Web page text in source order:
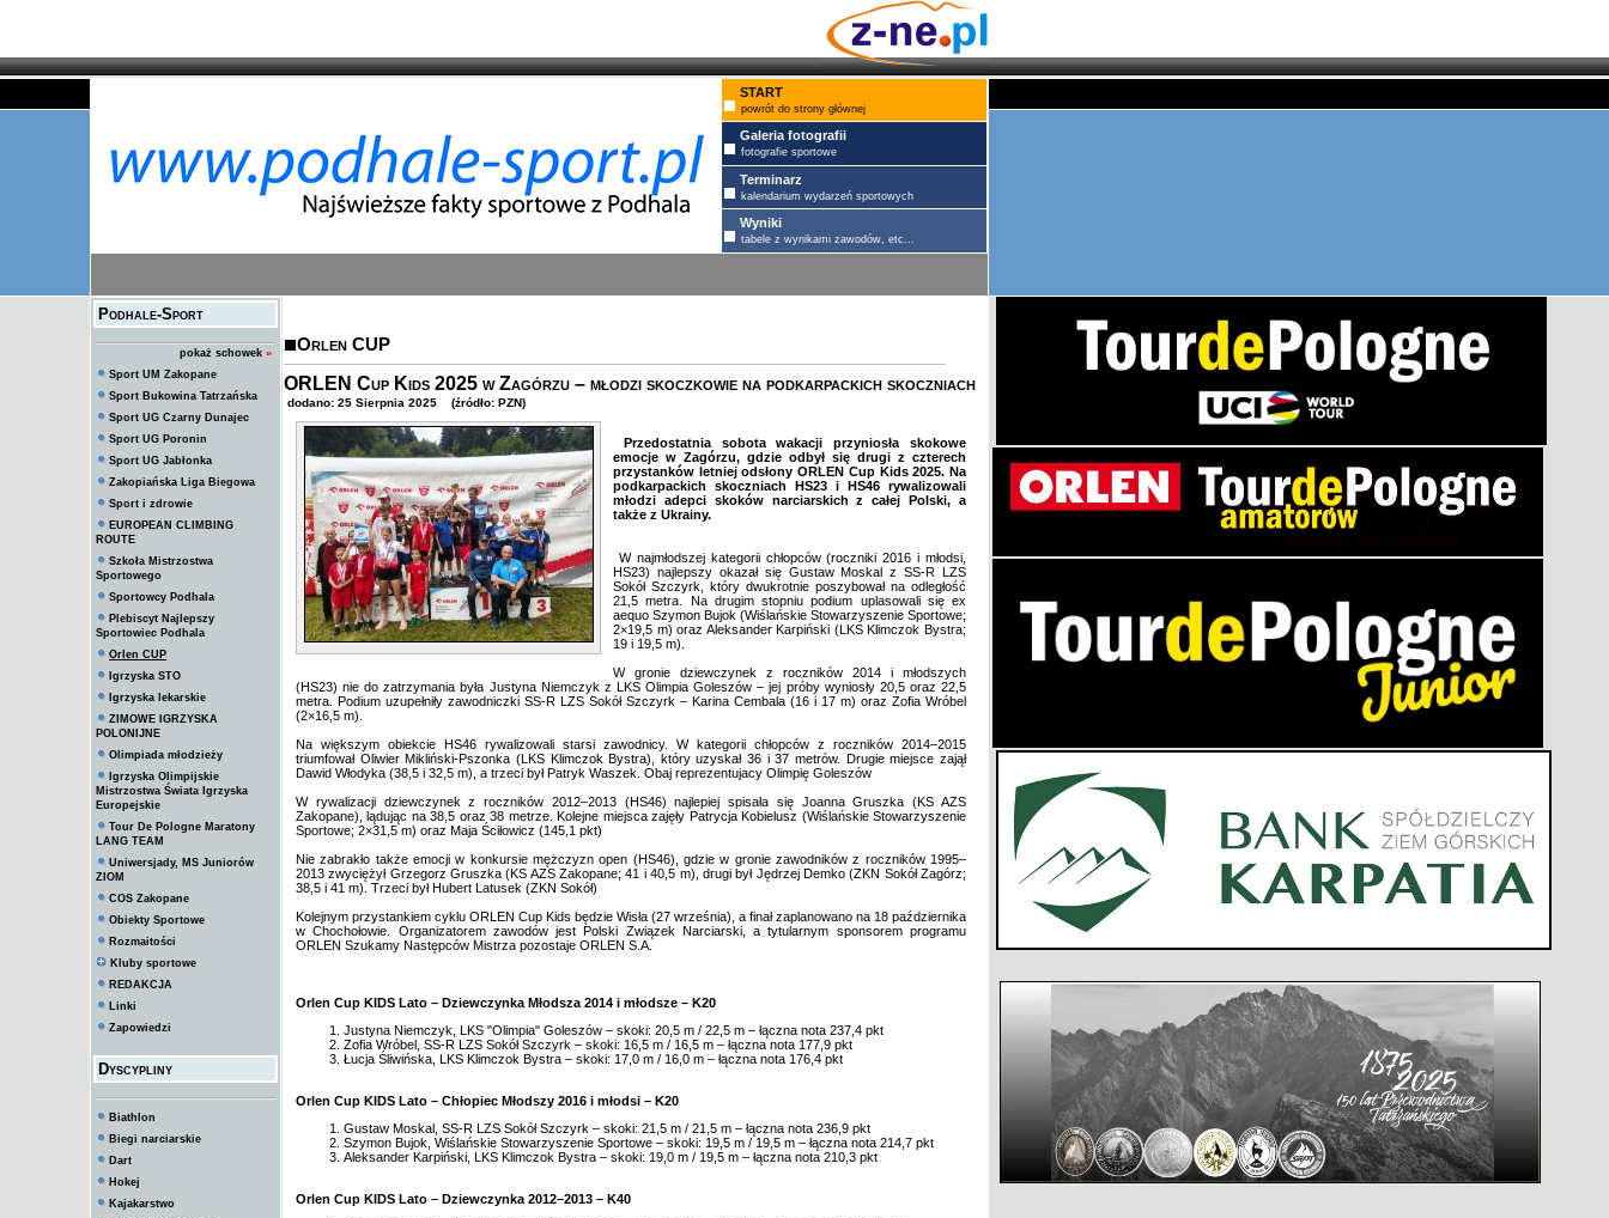
START
powrót do strony głównej
Galeria fotografii
fotografie sportowe
Terminarz
kalendarium wydarzeń sportowych
Wyniki
tabele z wynikami zawodów, etc...
Podhale-Sport
pokaż schowek »
Sport UM Zakopane
Sport Bukowina Tatrzańska
Sport UG Czarny Dunajec
Sport UG Poronin
Sport UG Jabłonka
Zakopiańska Liga Biegowa
Sport i zdrowie
EUROPEAN CLIMBING
ROUTE
Szkoła Mistrzostwa
Sportowego
Sportowcy Podhala
Plebiscyt Najlepszy
Sportowiec Podhala
Orlen CUP
Igrzyska STO
Igrzyska lekarskie
ZIMOWE IGRZYSKA
POLONIJNE
Olimpiada młodzieży
Igrzyska Olimpijskie
Mistrzostwa Świata Igrzyska
Europejskie
Tour De Pologne Maratony
LANG TEAM
Uniwersjady, MS Juniorów
ZIOM
COS Zakopane
Obiekty Sportowe
Rozmaitości
Kluby sportowe
REDAKCJA
Linki
Zapowiedzi
Dyscypliny
Biathlon
Biegi narciarskie
Dart
Hokej
Kajakarstwo
Orlen CUP
ORLEN Cup Kids 2025 w Zagórzu – młodzi skoczkowie na podkarpackich skoczniach
dodano: 25 Sierpnia 2025 (źródło: PZN)
Przedostatnia sobota wakacji przyniosła skokowe
emocje w Zagórzu, gdzie odbył się drugi z czterech
przystanków letniej odsłony ORLEN Cup Kids 2025. Na
podkarpackich skoczniach HS23 i HS46 rywalizowali
młodzi adepci skoków narciarskich z całej Polski, a
także z Ukrainy.
W najmłodszej kategorii chłopców (roczniki 2016 i młodsi,
HS23) najlepszy okazał się Gustaw Moskal z SS-R LZS
Sokół Szczyrk, który dwukrotnie poszybował na odległość
21,5 metra. Na drugim stopniu podium uplasowali się ex
aequo Szymon Bujok (Wiślańskie Stowarzyszenie Sportowe;
2×19,5 m) oraz Aleksander Karpiński (LKS Klimczok Bystra;
19 i 19,5 m).
W gronie dziewczynek z roczników 2014 i młodszych
(HS23) nie do zatrzymania była Justyna Niemczyk z LKS Olimpia Goleszów – jej próby wyniosły 20,5 oraz 22,5
metra. Podium uzupełniły zawodniczki SS-R LZS Sokół Szczyrk – Karina Cembala (16 i 17 m) oraz Zofia Wróbel
(2×16,5 m).
Na większym obiekcie HS46 rywalizowali starsi zawodnicy. W kategorii chłopców z roczników 2014–2015
triumfował Oliwier Mikliński-Pszonka (LKS Klimczok Bystra), który uzyskał 36 i 37 metrów. Drugie miejsce zajął
Dawid Włodyka (38,5 i 32,5 m), a trzeci był Patryk Waszek. Obaj reprezentujacy Olimpię Goleszów
W rywalizacji dziewczynek z roczników 2012–2013 (HS46) najlepiej spisała się Joanna Gruszka (KS AZS
Zakopane), lądując na 38,5 oraz 38 metrze. Kolejne miejsca zajęły Patrycja Kobielusz (Wiślańskie Stowarzyszenie
Sportowe; 2×31,5 m) oraz Maja Ściłowicz (145,1 pkt)
Nie zabrakło także emocji w konkursie mężczyzn open (HS46), gdzie w gronie zawodników z roczników 1995–
2013 zwyciężył Grzegorz Gruszka (KS AZS Zakopane; 41 i 40,5 m), drugi był Jędrzej Demko (ZKN Sokół Zagórz;
38,5 i 41 m). Trzeci był Hubert Latusek (ZKN Sokół)
Kolejnym przystankiem cyklu ORLEN Cup Kids będzie Wisła (27 września), a finał zaplanowano na 18 października
w Chochołowie. Organizatorem zawodów jest Polski Związek Narciarski, a tytularnym sponsorem programu
ORLEN Szukamy Następców Mistrza pozostaje ORLEN S.A.
Orlen Cup KIDS Lato – Dziewczynka Młodsza 2014 i młodsze – K20
Justyna Niemczyk, LKS "Olimpia" Goleszów – skoki: 20,5 m / 22,5 m – łączna nota 237,4 pkt
Zofia Wróbel, SS-R LZS Sokół Szczyrk – skoki: 16,5 m / 16,5 m – łączna nota 177,9 pkt
Łucja Śliwińska, LKS Klimczok Bystra – skoki: 17,0 m / 16,0 m – łączna nota 176,4 pkt
Orlen Cup KIDS Lato – Chłopiec Młodszy 2016 i młodsi – K20
Gustaw Moskal, SS-R LZS Sokół Szczyrk – skoki: 21,5 m / 21,5 m – łączna nota 236,9 pkt
Szymon Bujok, Wiślańskie Stowarzyszenie Sportowe – skoki: 19,5 m / 19,5 m – łączna nota 214,7 pkt
Aleksander Karpiński, LKS Klimczok Bystra – skoki: 19,0 m / 19,5 m – łączna nota 210,3 pkt
Orlen Cup KIDS Lato – Dziewczynka 2012–2013 – K40